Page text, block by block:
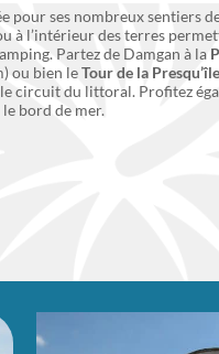
pour ses nombreux sentiers
à l’intérieur des terres
Partez de Damgan à la
ou bien leTour de la
circuit du littoral. Profitez
bord de mer.